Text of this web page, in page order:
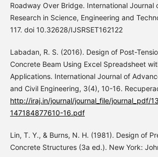
Roadway Over Bridge. International Journal
Research in Science, Engineering and
117. doi 10.32628/IJSRSET162122
Labadan, R. S. (2016). Design of Post-
Concrete Beam Using Excel Spreadsheet
Applications. International Journal of
and Civil Engineering, 3(4), 10-16.
http://iraj.in/journal/journal_file/journal_pdf/
147184877610-16.pdf
Lin, T. Y., & Burns, N. H. (1981). Design of
Concrete Structures (3a ed.). New York: